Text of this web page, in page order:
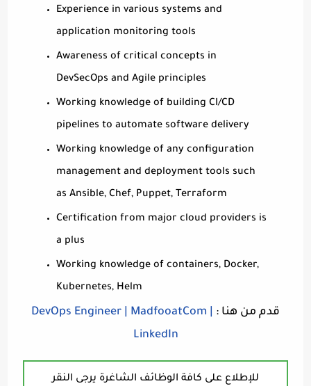
Experience in various systems and
application monitoring tools
Awareness of critical concepts in
DevSecOps and Agile principles
Working knowledge of building CI/CD
pipelines to automate software delivery
Working knowledge of any configuration
management and deployment tools such
as Ansible, Chef, Puppet, Terraform
Certification from major cloud providers is
a plus
Working knowledge of containers, Docker,
Kubernetes, Helm
قدم من هنا :
DevOps Engineer | MadfooatCom |
LinkedIn
للإطلاع على كافة الوظائف الشاغرة يرجى النقر